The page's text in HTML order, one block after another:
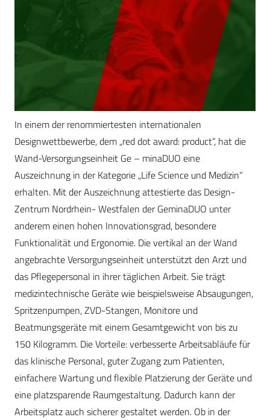
In einem der renommiertesten internationalen
Designwettbewerbe, dem „red dot award: product“, hat die
Wand-Versorgungseinheit Ge – minaDUO eine
Auszeichnung in der Kategorie „Life Science und Medizin“
erhalten. Mit der Auszeichnung attestierte das Design-
Zentrum Nordrhein- Westfalen der GeminaDUO unter
anderem einen hohen Innovationsgrad, besondere
Funktionalität und Ergonomie. Die vertikal an der Wand
angebrachte Versorgungseinheit unterstützt den Arzt und
das Pflegepersonal in ihrer täglichen Arbeit. Sie trägt
medizintechnische Geräte wie beispielsweise Absaugungen,
Spritzenpumpen, ZVD-Stangen, Monitore und
Beatmungsgeräte mit einem Gesamtgewicht von bis zu
150 Kilogramm. Die Vorteile: verbesserte Arbeitsabläufe für
das klinische Personal, guter Zugang zum Patienten,
einfachere Wartung und flexible Platzierung der Geräte und
eine platzsparende Raumgestaltung. Dadurch kann der
Arbeitsplatz auch sicherer gestaltet werden. Ob in der